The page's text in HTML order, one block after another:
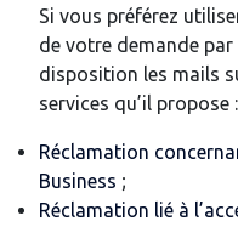
Si vous préférez
de votre demande
disposition les mails
services qu’il propose :
Réclamation
Business ;
Réclamation lié à